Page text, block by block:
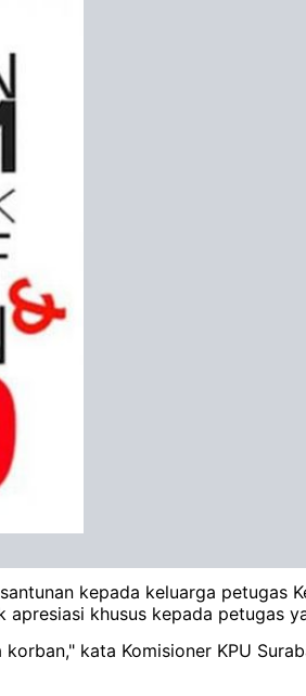
kepada keluarga petugas
khusus kepada petugas
kata Komisioner KPU